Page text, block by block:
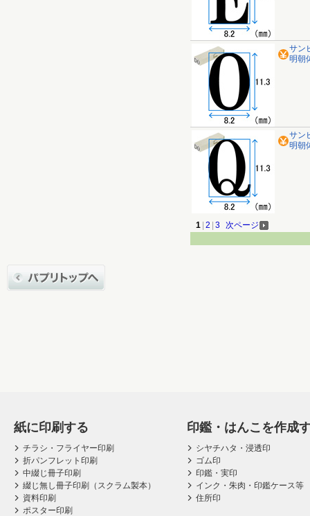
サン
明朝
サン
明朝
1 2 3 次ページ
紙に印刷する
チラシ・フライヤー印刷
折パンフレット印刷
中綴じ冊子印刷
綴じ無し冊子印刷（スクラム製本）
資料印刷
ポスター印刷
印鑑・はんこを作成
シヤチハタ・浸透印
ゴム印
印鑑・実印
インク・朱肉・印鑑ケース等
住所印